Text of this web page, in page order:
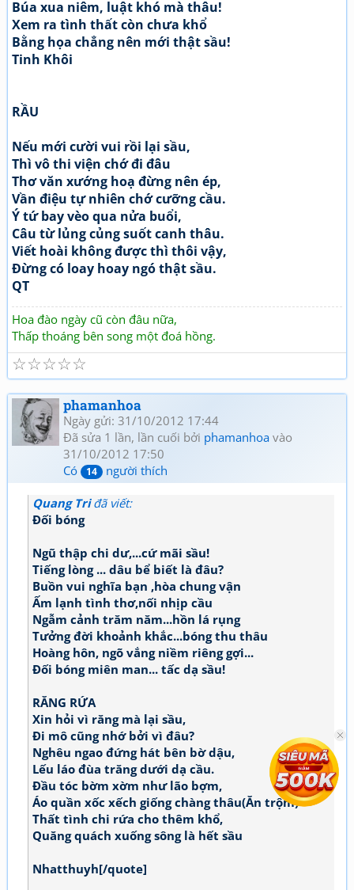
Búa xua niêm, luật khó mà thâu!
Xem ra tình thất còn chưa khổ
Bằng họa chẳng nên mới thật sầu!
Tinh Khôi
RẦU
Nếu mới cười vui rồi lại sầu,
Thì vô thi viện chớ đi đâu
Thơ văn xướng hoạ đừng nên ép,
Vần điệu tự nhiên chớ cưỡng cầu.
Ý tứ bay vèo qua nửa buổi,
Câu từ lủng củng suốt canh thâu.
Viết hoài không được thì thôi vậy,
Đừng có loay hoay ngó thật sầu.
QT
Hoa đào ngày cũ còn đâu nữa,
Thấp thoáng bên song một đoá hồng.
☆
☆
☆
☆
☆
phamanhoa
Ngày gửi: 31/10/2012 17:44
Đã sửa 1 lần, lần cuối bởi phamanhoa vào
31/10/2012 17:50
Có
14 người thích
Quang Triđã viết:
Đối bóng
Ngũ thập chi dư,...cứ mãi sầu!
Tiếng lòng ... dâu bể biết là đâu?
Buồn vui nghĩa bạn ,hòa chung vận
Ấm lạnh tình thơ,nối nhịp cầu
Ngẫm cảnh trăm năm...hồn lá rụng
Tưởng đời khoảnh khắc...bóng thu thâu
Hoàng hôn, ngõ vắng niềm riêng gợi...
Đối bóng miên man... tấc dạ sầu!
RĂNG RỨA
Xin hỏi vì răng mà lại sầu,
Đi mô cũng nhớ bởi vì đâu?
Nghêu ngao đứng hát bên bờ dậu,
Lếu láo đùa trăng dưới dạ cầu.
Đầu tóc bờm xờm như lão bợm,
Áo quần xốc xếch giống chàng thâu(Ăn trộm)
Thất tình chi rứa cho thêm khổ,
Quăng quách xuống sông là hết sầu
Nhatthuyh[/quote]